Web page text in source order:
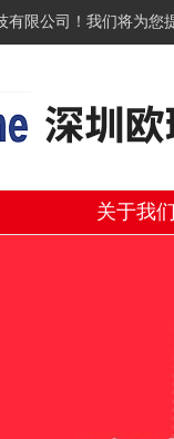
有限公司！我们将为您
关于我们